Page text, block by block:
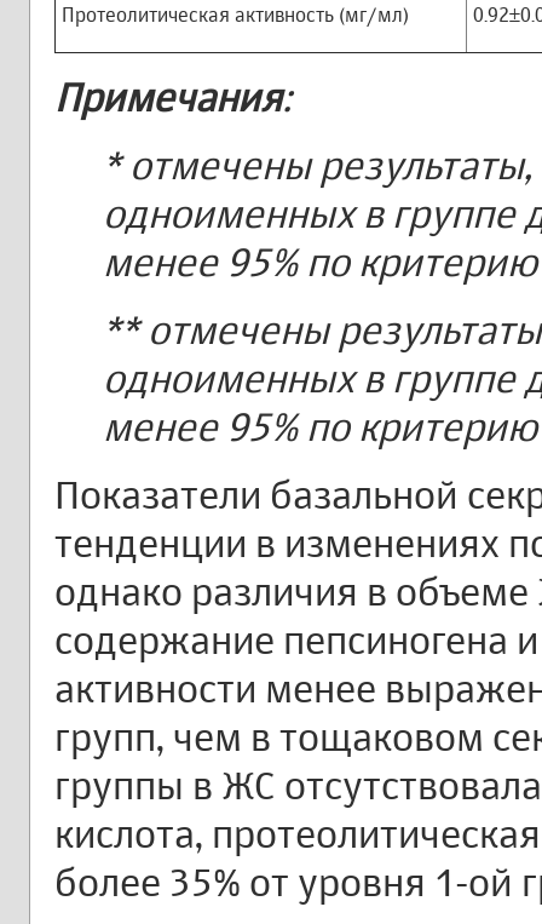
Протеолитическая активность (мг/мл)
Примечания:
* отмечены
одноименных в группе
менее 95% по критерию
** отмечены
одноименных в группе
менее 95% по критерию
Показатели базальной
тенденции в изменениях
однако различия в
содержание пепсиногена
активности менее
групп, чем в тощаковом
группы в ЖС
кислота,
более 35% от уровня 1-ой